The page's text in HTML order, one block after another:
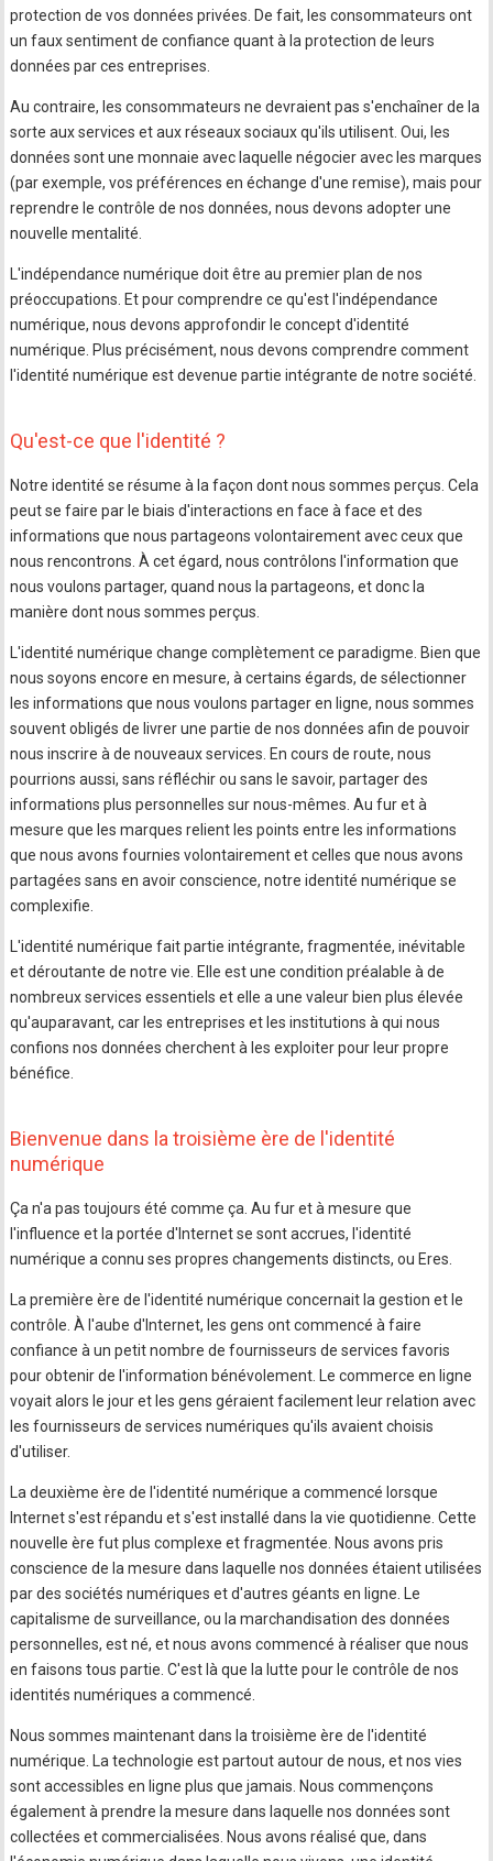
protection de vos données privées. De fait, les consommateurs ont
un faux sentiment de confiance quant à la protection de leurs
données par ces entreprises.
Au contraire, les consommateurs ne devraient pas s'enchaîner de la
sorte aux services et aux réseaux sociaux qu'ils utilisent. Oui, les
données sont une monnaie avec laquelle négocier avec les marques
(par exemple, vos préférences en échange d'une remise), mais pour
reprendre le contrôle de nos données, nous devons adopter une
nouvelle mentalité.
L'indépendance numérique doit être au premier plan de nos
préoccupations. Et pour comprendre ce qu'est l'indépendance
numérique, nous devons approfondir le concept d'identité
numérique. Plus précisément, nous devons comprendre comment
l'identité numérique est devenue partie intégrante de notre société.
Qu'est-ce que l'identité ?
Notre identité se résume à la façon dont nous sommes perçus. Cela
peut se faire par le biais d'interactions en face à face et des
informations que nous partageons volontairement avec ceux que
nous rencontrons. À cet égard, nous contrôlons l'information que
nous voulons partager, quand nous la partageons, et donc la
manière dont nous sommes perçus.
L'identité numérique change complètement ce paradigme. Bien que
nous soyons encore en mesure, à certains égards, de sélectionner
les informations que nous voulons partager en ligne, nous sommes
souvent obligés de livrer une partie de nos données afin de pouvoir
nous inscrire à de nouveaux services. En cours de route, nous
pourrions aussi, sans réfléchir ou sans le savoir, partager des
informations plus personnelles sur nous-mêmes. Au fur et à
mesure que les marques relient les points entre les informations
que nous avons fournies volontairement et celles que nous avons
partagées sans en avoir conscience, notre identité numérique se
complexifie.
L'identité numérique fait partie intégrante, fragmentée, inévitable
et déroutante de notre vie. Elle est une condition préalable à de
nombreux services essentiels et elle a une valeur bien plus élevée
qu'auparavant, car les entreprises et les institutions à qui nous
confions nos données cherchent à les exploiter pour leur propre
bénéfice.
Bienvenue dans la troisième ère de l'identité
numérique
Ça n'a pas toujours été comme ça. Au fur et à mesure que
l'influence et la portée d'Internet se sont accrues, l'identité
numérique a connu ses propres changements distincts, ou Eres.
La première ère de l'identité numérique concernait la gestion et le
contrôle. À l'aube d'Internet, les gens ont commencé à faire
confiance à un petit nombre de fournisseurs de services favoris
pour obtenir de l'information bénévolement. Le commerce en ligne
voyait alors le jour et les gens géraient facilement leur relation avec
les fournisseurs de services numériques qu'ils avaient choisis
d'utiliser.
La deuxième ère de l'identité numérique a commencé lorsque
Internet s'est répandu et s'est installé dans la vie quotidienne. Cette
nouvelle ère fut plus complexe et fragmentée. Nous avons pris
conscience de la mesure dans laquelle nos données étaient utilisées
par des sociétés numériques et d'autres géants en ligne. Le
capitalisme de surveillance, ou la marchandisation des données
personnelles, est né, et nous avons commencé à réaliser que nous
en faisons tous partie. C'est là que la lutte pour le contrôle de nos
identités numériques a commencé.
Nous sommes maintenant dans la troisième ère de l'identité
numérique. La technologie est partout autour de nous, et nos vies
sont accessibles en ligne plus que jamais. Nous commençons
également à prendre la mesure dans laquelle nos données sont
collectées et commercialisées. Nous avons réalisé que, dans